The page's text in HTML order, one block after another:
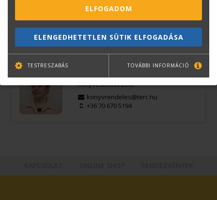
magyar
Kötészet:
spirálozott
Kérdése van?
Bernáth Klára
Könyvesboltvezető
konyvrendeles@terc.hu
+36 70 670 5194
ELFOGADOM
ELENGEDHETETLEN SÜTIK ELFOGADÁSA
TESTRESZABÁS TOVÁBBI INFORMÁCIÓ